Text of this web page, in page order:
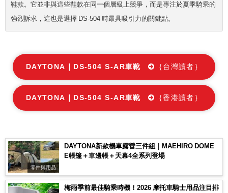
鞋款。它並非與這些鞋款在同一個層級上競爭，而是專注於夏季騎乘的
強烈訴求，這也是選擇 DS-504 時最具吸引力的關鍵點。
DAYTONA｜DS-504 S-AR車靴 ｛台灣讀者｝
DAYTONA｜DS-504 S-AR車靴 ｛香港讀者｝
零件與用品
DAYTONA新款機車露營三件組｜MAEHIRO DOME
E帳篷＋車邊帳＋天幕4全系列登場
梅雨季前最佳騎乘時機！2026 摩托車騎士用品注目排